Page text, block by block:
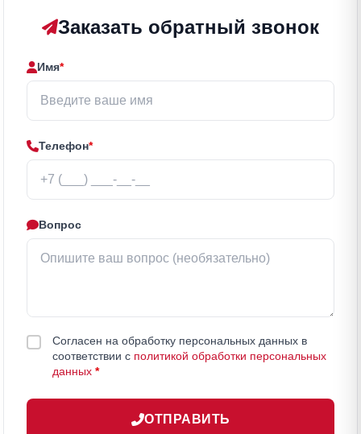
Заказать обратный звонок
Имя*
Телефон*
Вопрос
Согласен на обработку персональных данных в
соответствии с политикой обработки персональных
данных *
ОТПРАВИТЬ